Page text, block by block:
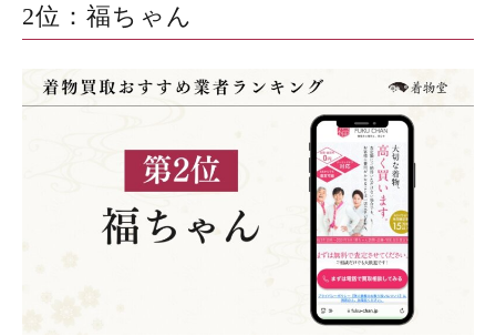
2位：福ちゃん